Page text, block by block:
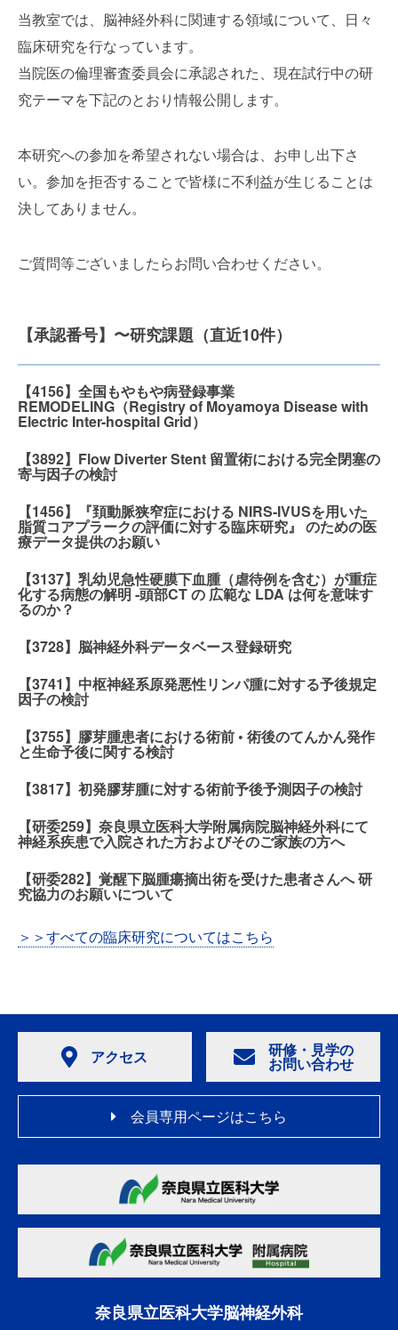
当教室では、脳神経外科に関連する領域について、日々
臨床研究を行なっています。
当院医の倫理審査委員会に承認された、現在試行中の研
究テーマを下記のとおり情報公開します。
本研究への参加を希望されない場合は、お申し出下さ
い。参加を拒否することで皆様に不利益が生じることは
決してありません。
ご質問等ございましたらお問い合わせください。
【承認番号】〜研究課題（直近10件）
【4156】全国もやもや病登録事業
REMODELING（Registry of Moyamoya Disease with
Electric Inter-hospital Grid）
【3892】Flow Diverter Stent 留置術における完全閉塞の
寄与因子の検討
【1456】『頚動脈狭窄症における NIRS-IVUSを用いた
脂質コアプラークの評価に対する臨床研究』 のための医
療データ提供のお願い
【3137】乳幼児急性硬膜下血腫（虐待例を含む）が重症
化する病態の解明 -頭部CT の 広範な LDA は何を意味す
るのか？
【3728】脳神経外科データベース登録研究
【3741】中枢神経系原発悪性リンパ腫に対する予後規定
因子の検討
【3755】膠芽腫患者における術前 • 術後のてんかん発作
と生命予後に関する検討
【3817】初発膠芽腫に対する術前予後予測因子の検討
【研委259】奈良県立医科大学附属病院脳神経外科にて
神経系疾患で入院された方およびそのご家族の方へ
【研委282】覚醒下脳腫瘍摘出術を受けた患者さんへ 研
究協力のお願いについて
＞＞すべての臨床研究についてはこちら
アクセス 研修・見学の
お問い合わせ
会員専用ページはこちら
奈良県立医科大学脳神経外科